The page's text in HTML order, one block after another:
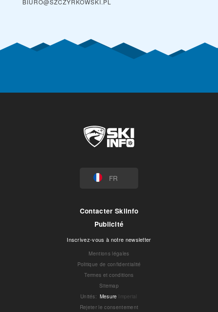
BIURO@SZCZYRKOWSKI.PL
FR
Contacter Skiinfo
Publicité
Inscrivez-vous à notre newsletter
Mentions légales
Politique de confidentialité
Termes et conditions
Sitemap
Unités: Mesure Imperial
Rejeter le consentement